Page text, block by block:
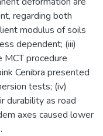
regarding both
modulus of soils
dependent; (iii)
procedure
Cenibra presented
tests; (iv)
durability as road
axes caused lower